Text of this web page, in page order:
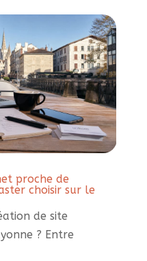
proche de
choisir sur le
de site
? Entre